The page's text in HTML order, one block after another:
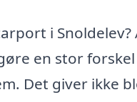
i Snoldelev?
en stor
Det giver ikke